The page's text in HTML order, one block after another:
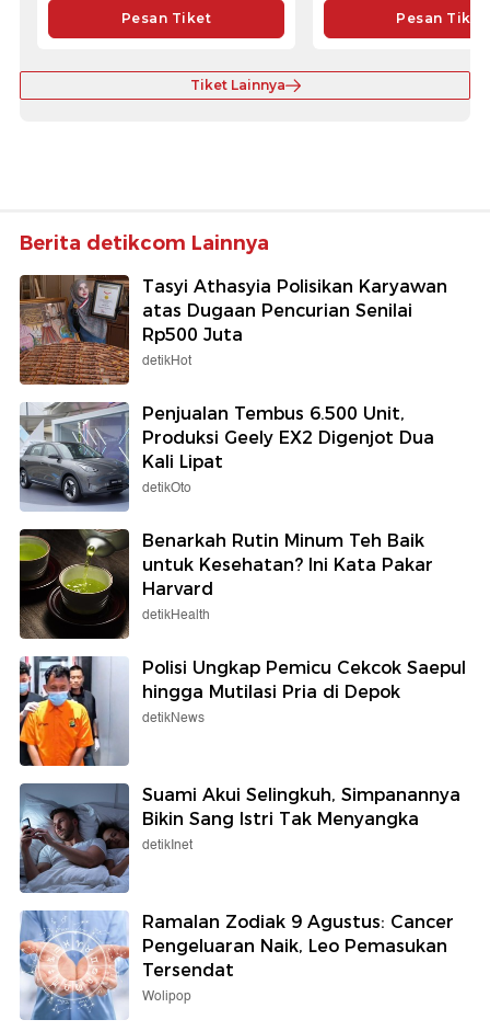
Pesan Tiket Pesan Tiket
Tiket Lainnya
Berita detikcom Lainnya
Tasyi Athasyia Polisikan Karyawan
atas Dugaan Pencurian Senilai
Rp500 Juta
detikHot
Penjualan Tembus 6.500 Unit,
Produksi Geely EX2 Digenjot Dua
Kali Lipat
detikOto
Benarkah Rutin Minum Teh Baik
untuk Kesehatan? Ini Kata Pakar
Harvard
detikHealth
Polisi Ungkap Pemicu Cekcok Saepul
hingga Mutilasi Pria di Depok
detikNews
Suami Akui Selingkuh, Simpanannya
Bikin Sang Istri Tak Menyangka
detikInet
Ramalan Zodiak 9 Agustus: Cancer
Pengeluaran Naik, Leo Pemasukan
Tersendat
Wolipop